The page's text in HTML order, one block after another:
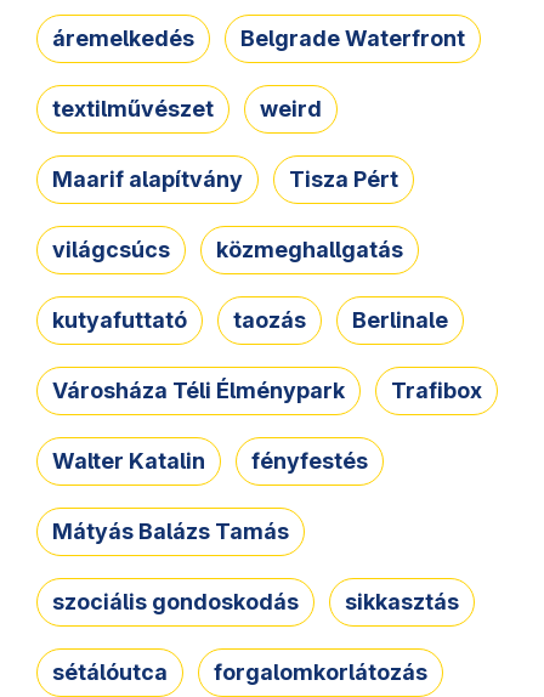
áremelkedés Belgrade Waterfront
textilművészet weird
Maarif alapítvány Tisza Pért
világcsúcs közmeghallgatás
kutyafuttató taozás Berlinale
Városháza Téli Élménypark Trafibox
Walter Katalin fényfestés
Mátyás Balázs Tamás
szociális gondoskodás sikkasztás
sétálóutca forgalomkorlátozás